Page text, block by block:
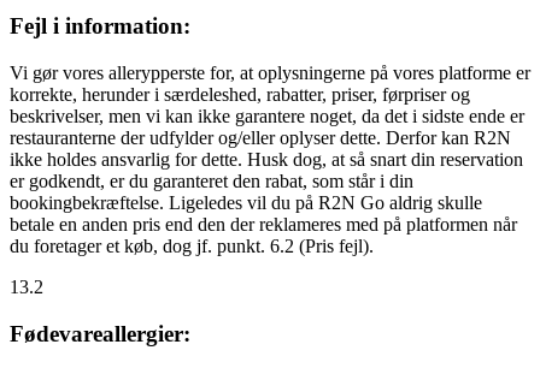
Fejl i information:
Vi gør vores allerypperste for, at oplysningerne på vores platforme er
korrekte, herunder i særdeleshed, rabatter, priser, førpriser og
beskrivelser, men vi kan ikke garantere noget, da det i sidste ende er
restauranterne der udfylder og/eller oplyser dette. Derfor kan R2N
ikke holdes ansvarlig for dette. Husk dog, at så snart din reservation
er godkendt, er du garanteret den rabat, som står i din
bookingbekræftelse. Ligeledes vil du på R2N Go aldrig skulle
betale en anden pris end den der reklameres med på platformen når
du foretager et køb, dog jf. punkt. 6.2 (Pris fejl).
13.2
Fødevareallergier: